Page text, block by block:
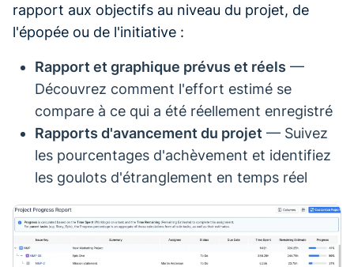
rapport aux objectifs au niveau du projet, de
l'épopée ou de l'initiative :
Rapport et graphique prévus et réels —
Découvrez comment l'effort estimé se
compare à ce qui a été réellement enregistré
Rapports d'avancement du projet — Suivez
les pourcentages d'achèvement et identifiez
les goulots d'étranglement en temps réel